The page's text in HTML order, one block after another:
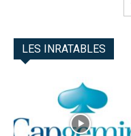
LES INRATABLES